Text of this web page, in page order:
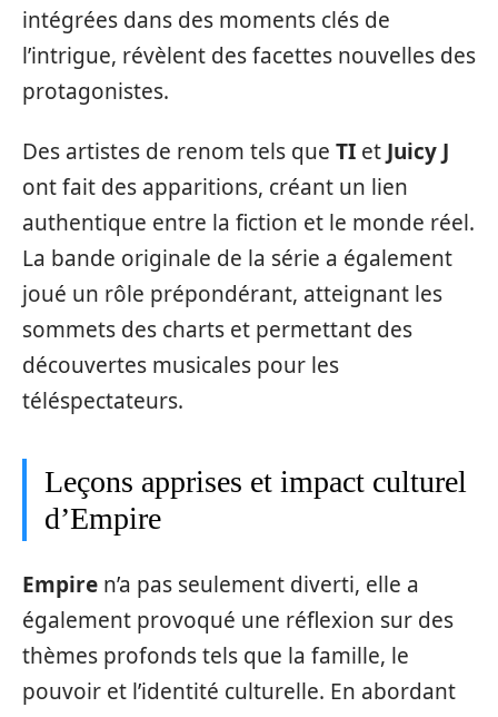
intégrées dans des moments clés de
l’intrigue, révèlent des facettes nouvelles des
protagonistes.
Des artistes de renom tels que TI et Juicy J
ont fait des apparitions, créant un lien
authentique entre la fiction et le monde réel.
La bande originale de la série a également
joué un rôle prépondérant, atteignant les
sommets des charts et permettant des
découvertes musicales pour les
téléspectateurs.
Leçons apprises et impact culturel
d’Empire
Empire n’a pas seulement diverti, elle a
également provoqué une réflexion sur des
thèmes profonds tels que la famille, le
pouvoir et l’identité culturelle. En abordant